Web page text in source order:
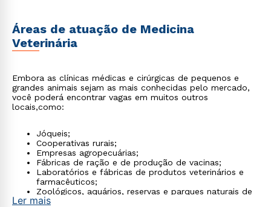
Áreas de atuação de Medicina
Veterinária
Embora as clínicas médicas e cirúrgicas de pequenos e
grandes animais sejam as mais conhecidas pelo mercado,
você poderá encontrar vagas em muitos outros
locais,como:
Jóqueis;
Cooperativas rurais;
Empresas agropecuárias;
Fábricas de ração e de produção de vacinas;
Laboratórios e fábricas de produtos veterinários e
farmacêuticos;
Zoológicos, aquários, reservas e parques naturais de
vida selvagem;
Ler mais